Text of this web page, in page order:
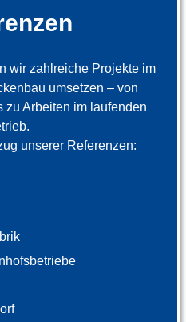
wir zahlreiche Projekte im
umsetzen – von
zu Arbeiten im laufenden
unserer Referenzen: